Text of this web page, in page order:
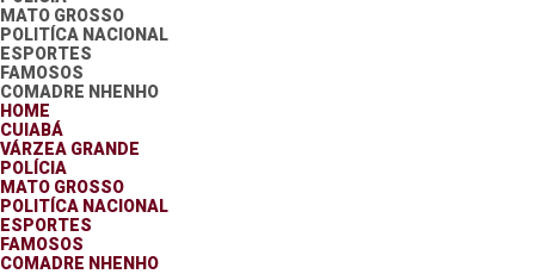
MATO GROSSO
POLITÍCA NACIONAL
ESPORTES
FAMOSOS
COMADRE NHENHO
HOME
CUIABÁ
VÁRZEA GRANDE
POLÍCIA
MATO GROSSO
POLITÍCA NACIONAL
ESPORTES
FAMOSOS
COMADRE NHENHO